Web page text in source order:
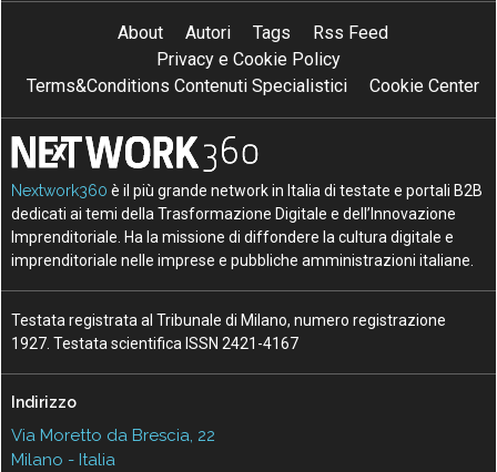
About Autori Tags
Rss Feed
Privacy e Cookie Policy
Terms&Conditions Contenuti Specialistici
Cookie Center
Nextwork360 è il più grande network in Italia di testate e portali B2B
dedicati ai temi della Trasformazione Digitale e dell’Innovazione
Imprenditoriale. Ha la missione di diffondere la cultura digitale e
imprenditoriale nelle imprese e pubbliche amministrazioni italiane.
Testata registrata al Tribunale di Milano, numero registrazione
1927. Testata scientifica ISSN 2421-4167
Indirizzo
Via Moretto da Brescia, 22
Milano - Italia